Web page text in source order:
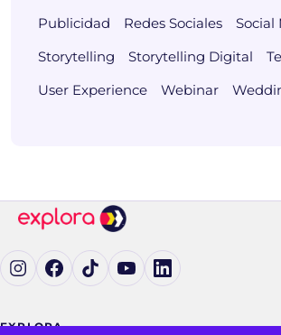
Publicidad
Redes Sociales
Social
Storytelling
Storytelling Digital
User Experience
Webinar
Ig (se abre en una pestaña nueva)
Fb (se abre en una pestaña nueva)
tK (se abre en una pestaña
yT (se abre en una
in (se abre en una
EXPLORA